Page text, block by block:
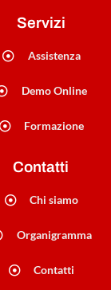
Servizi
Assistenza
Demo Online
Formazione
Contatti
Chi siamo
Organigramma
Contatti